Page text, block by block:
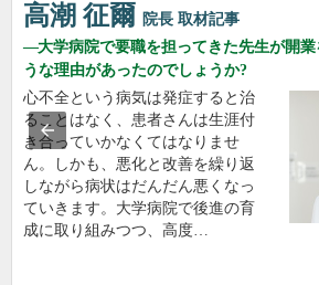
高潮 征爾 院長 取材記事
大学病院で要職を担ってきた先生が開
うな理由があったのでしょうか?
心不全という病気は発症すると治
ることはなく、患者さんは生涯付
き合っていかなくてはなりませ
ん。しかも、悪化と改善を繰り返
しながら病状はだんだん悪くなっ
ていきます。大学病院で後進の育
成に取り組みつつ、高度…